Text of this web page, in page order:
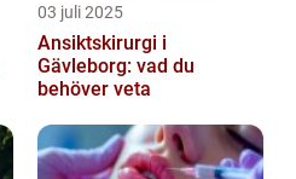
03 juli 2025
Ansiktskirurgi i
Gävleborg: vad du
behöver veta